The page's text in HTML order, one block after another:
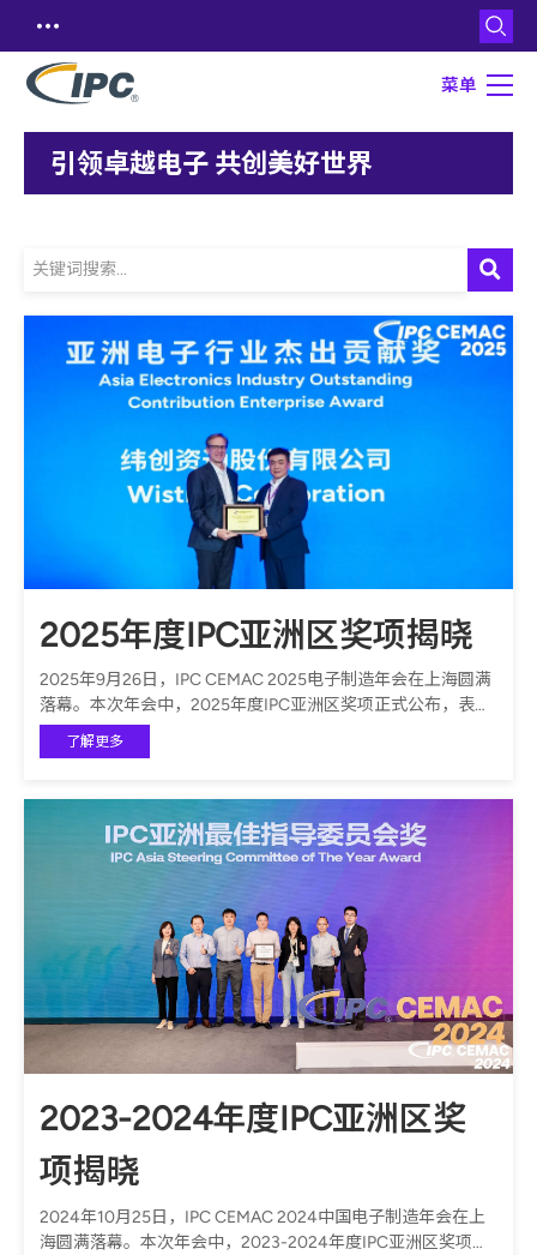
菜单
引领卓越电子 共创美好世界
2025年度IPC亚洲区奖项揭晓
2025年9月26日，IPC CEMAC 2025电子制造年会在上海圆满
落幕。本次年会中，2025年度IPC亚洲区奖项正式公布，表彰
了作出卓越贡献的企业与个人。
了解更多
2023-2024年度IPC亚洲区奖
项揭晓
2024年10月25日，IPC CEMAC 2024中国电子制造年会在上
海圆满落幕。本次年会中，2023-2024年度IPC亚洲区奖项正